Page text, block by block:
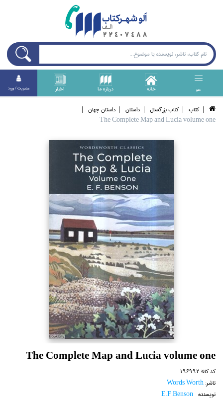
منو خانه درباره ما اخبار عضويت / ورود
كتاب كتاب بزرگسال داستان
داستان جهان
The Complete Map and Lucia volume one
The Complete Map and Lucia volume one
کد کالا:196992
ناشر:Words Worth
نویسنده: E.F.Benson